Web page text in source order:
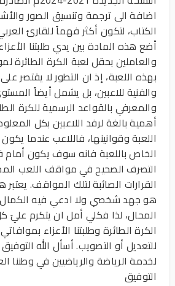
اضافة الى ترجمة وتنسيق الصور
الكتاب، لتكون أكثر فهماً للقارئ
أضع هذه المادة بين يدي طلبتنا
والعاملين بحقل لعبة الكرة الطائرة
بهذه اللعبة، إذ ان التطور لا يقتصر
والفنية للاعبين، بل يشمل أيضاً
والمعرفي بالقواعد الرسمية للكرة
أهمية بالغة لرفد اللاعبين بكل
اللعبة وقوانینها، فاللاعب عندما
الخاص باللعبة فانه سوف یكون
التصرف الصحيح في مواقف اللعب
القرارات الصائبة لتلك المواقف.
هو جهد شخصي ولا ادعي فيه
المحال، لذا فكلي أمل ان يتكرم
الكرة الطائرة وطلبتنا الأعزاء
للتعديل أو التصويب. أسأل الله
لخدمة الرياضة والرياضيين في وطننا
التوفيق